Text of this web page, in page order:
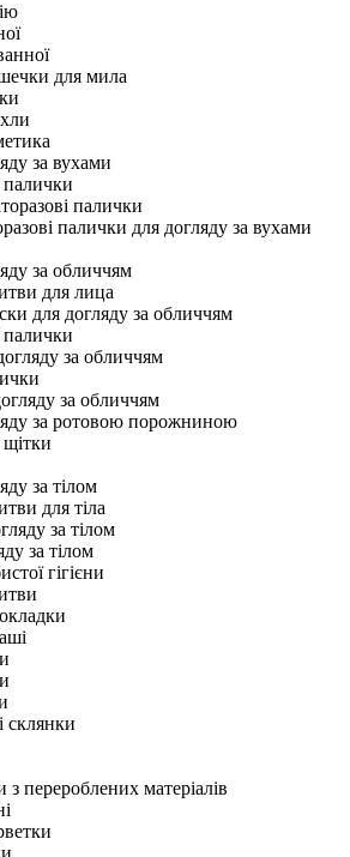
для мила
за вухами
палички
палички
палички для догляду за вухами
за обличчям
для лица
для догляду за обличчям
палички
за обличчям
за обличчям
за ротовою порожниною
щітки
за тілом
для тіла
за тілом
за тілом
гігієни
склянки
перероблених матеріалів